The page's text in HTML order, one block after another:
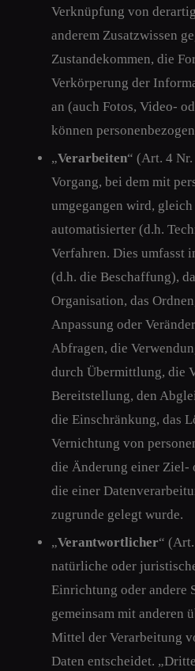
Verknüpfung von
anderem Zusatzwissen
Zustandekommen, die
Verkörperung der
an (auch Fotos, Video-
können
„Verarbeiten“ (Art. 4
Vorgang, bei dem mit
umgegangen wird,
automatisierter (d.h.
Verfahren. Dies umfasst
(d.h. die Beschaffung),
Organisation, das
Anpassung oder
Abfragen, die
durch Übermittlung, die
Bereitstellung, den
die Einschränkung, das
Vernichtung von
die Änderung einer Ziel-
die einer
zugrunde gelegt wurde.
„Verantwortlicher“
natürliche oder
Einrichtung oder andere
gemeinsam mit anderen
Mittel der Verarbeitung
Daten entscheidet.